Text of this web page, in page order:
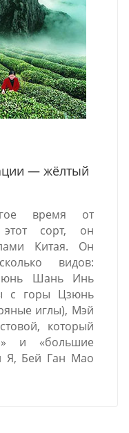
— жёлтый
время от
этот сорт, он
Китая. Он
видов:
Шань Инь
с горы Цзюнь
иглы), Мэй
который
и «большие
Я, Бей Ган Мао